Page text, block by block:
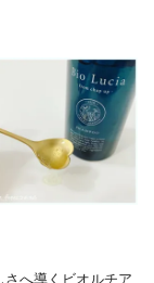
へ導くビオルチア